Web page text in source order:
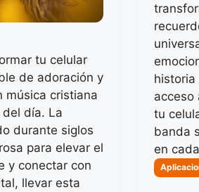
tu celular
de adoración y
música cristiana
día. La
durante siglos
para elevar el
y conectar con
llevar esta
historia
acceso
tu
banda
en